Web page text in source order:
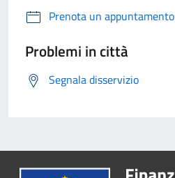
Prenota un appuntamento
Problemi in città
Segnala disservizio